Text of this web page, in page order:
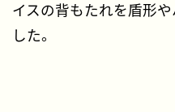
イスの背もたれを盾形
した。